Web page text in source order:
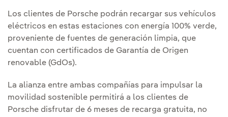
Los clientes de Porsche podrán recargar sus vehículos
eléctricos en estas estaciones con energía 100% verde,
proveniente de fuentes de generación limpia, que
cuentan con certificados de Garantía de Origen
renovable (GdOs).
La alianza entre ambas compañías para impulsar la
movilidad sostenible permitirá a los clientes de
Porsche disfrutar de 6 meses de recarga gratuita, no